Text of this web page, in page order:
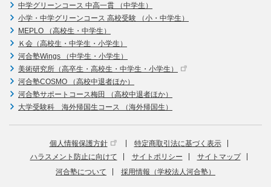
中学グリーンコース 中高一貫 （中学生）
小学・中学グリーンコース 高校受験 （小・中学生）
MEPLO （高校生・中学生）
Ｋ会（高校生・中学生・小学生）
河合塾Wings （中学生・小学生）
美術研究所（高卒生・高校生・中学生・小学生）
河合塾COSMO （高校中退者ほか）
河合塾サポートコース梅田 （高校中退者ほか）
大学受験科 海外帰国生コース （海外帰国生）
個人情報保護方針
特定商取引法に基づく表示
ハラスメント防止に向けて
サイトポリシー
サイトマップ
河合塾について
採用情報（学校法人河合塾）